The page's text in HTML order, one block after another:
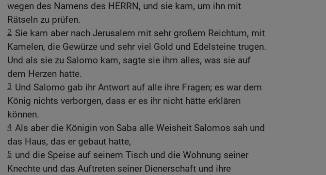
wegen des Namens des HERRN, und sie kam, um ihn mit
Rätseln zu prüfen.
2 Sie kam aber nach Jerusalem mit sehr großem Reichtum, mit
Kamelen, die Gewürze und sehr viel Gold und Edelsteine trugen.
Und als sie zu Salomo kam, sagte sie ihm alles, was sie auf
dem Herzen hatte.
3 Und Salomo gab ihr Antwort auf alle ihre Fragen; es war dem
König nichts verborgen, dass er es ihr nicht hätte erklären
können.
4 Als aber die Königin von Saba alle Weisheit Salomos sah und
das Haus, das er gebaut hatte,
5 und die Speise auf seinem Tisch und die Wohnung seiner
Knechte und das Auftreten seiner Dienerschaft und ihre